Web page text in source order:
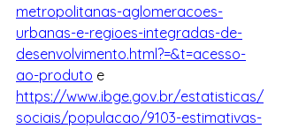
metropolitanas-aglomeracoes-
urbanas-e-regioes-integradas-de-
desenvolvimento.html?=&t=acesso-
ao-produto e
https://www.ibge.gov.br/estatisticas/
sociais/populacao/9103-estimativas-